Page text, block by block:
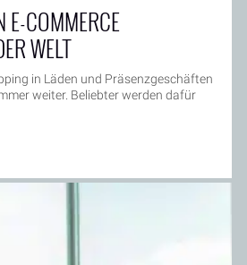
COMMERCE U
WELT
in Läden und Präsenzgeschäften
weiter. Beliebter werden dafür